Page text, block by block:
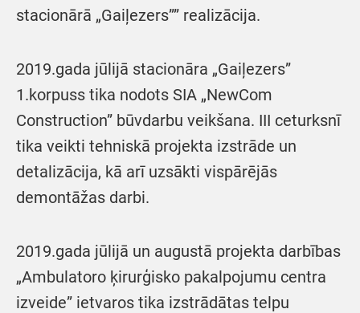
stacionārā „Gaiļezers”” realizācija.
2019.gada jūlijā stacionāra „Gaiļezers”
1.korpuss tika nodots SIA „NewCom
Construction” būvdarbu veikšana. III ceturksnī
tika veikti tehniskā projekta izstrāde un
detalizācija, kā arī uzsākti vispārējās
demontāžas darbi.
2019.gada jūlijā un augustā projekta darbības
„Ambulatoro ķirurģisko pakalpojumu centra
izveide” ietvaros tika izstrādātas telpu